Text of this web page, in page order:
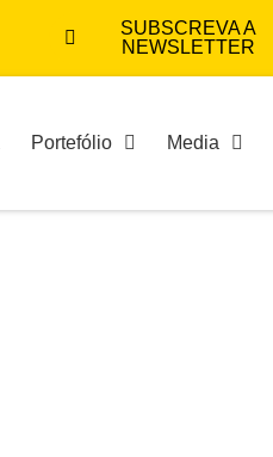
SUBSCREVA A
NEWSLETTER
Portefólio Media